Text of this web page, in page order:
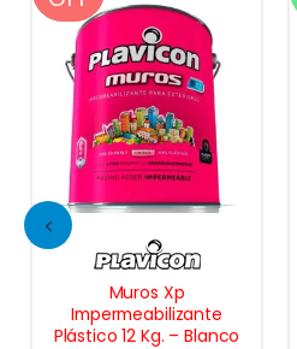
Muros Xp
Impermeabilizante
Plástico 12 Kg. – Blanco